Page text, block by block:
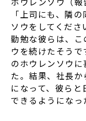
ホウレンソウ（報
「上司にも、隣
ソウをしてくださ
勤勉な彼らは、こ
ウを続けたそうで
のホウレンソウに
た。結果、社長
になって、彼らと
できるようになっ